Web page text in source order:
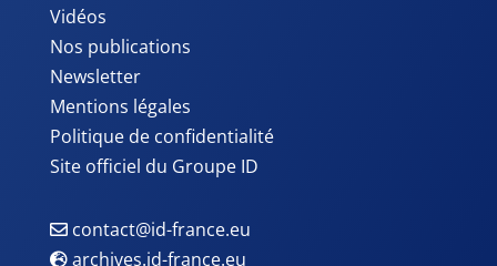
Vidéos
Nos publications
Newsletter
Mentions légales
Politique de confidentialité
Site officiel du Groupe ID
contact@id-france.eu
archives.id-france.eu